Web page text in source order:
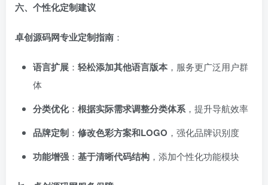
六、个性化定制建议
卓创源码网专业定制指南 ：
语言扩展 ： 轻松添加其他语言版本，服务更广泛用户群
体
分类优化： 根据实际需求调整分类体系 ，提升导航效率
品牌定制 ： 修改色彩方案和LOGO ，强化品牌识别度
功能增强 ： 基于清晰代码结构 ，添加个性化功能模块